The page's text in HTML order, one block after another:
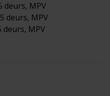
deurs, MPV
deurs, MPV
deurs, MPV